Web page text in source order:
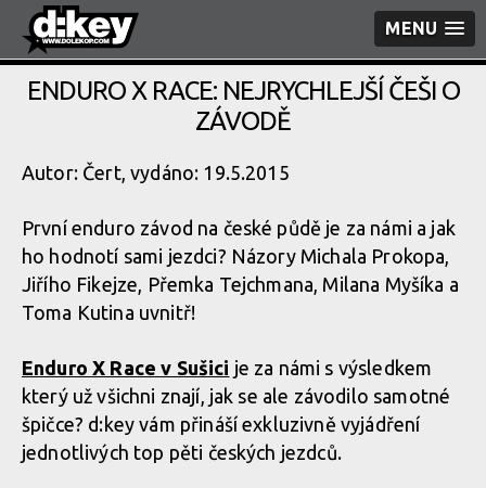
MENU
ENDURO X RACE: NEJRYCHLEJŠÍ ČEŠI O
ZÁVODĚ
Autor: Čert, vydáno: 19.5.2015
První enduro závod na české půdě je za námi a jak
ho hodnotí sami jezdci? Názory Michala Prokopa,
Jiřího Fikejze, Přemka Tejchmana, Milana Myšíka a
Toma Kutina uvnitř!
Enduro X Race v Sušici je za námi s výsledkem
který už všichni znají, jak se ale závodilo samotné
špičce? d:key vám přináší exkluzivně vyjádření
jednotlivých top pěti českých jezdců.